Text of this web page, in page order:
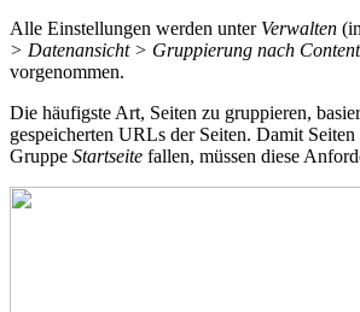
Alle Einstellungen werden unter Verwalten
> Datenansicht > Gruppierung nach
vorgenommen.
Die häufigste Art, Seiten zu gruppieren,
gespeicherten URLs der Seiten. Damit
Gruppe Startseite fallen, müssen diese